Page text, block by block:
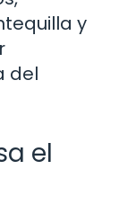
y
del
el